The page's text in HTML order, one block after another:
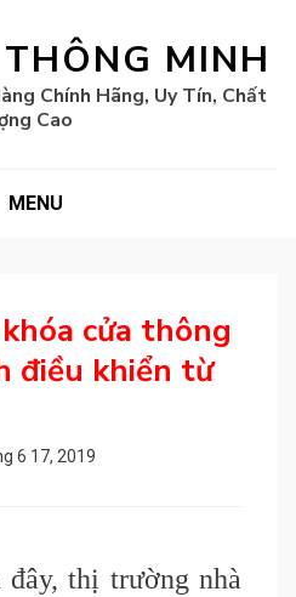
MINH
Chính Hãng, Uy Tín, Chất
Cao
MENU
cửa thông
điều khiển từ
6 17, 2019
đây, thị trường nhà